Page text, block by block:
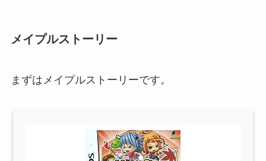
メイプルストーリー
まずはメイプルストーリーです。